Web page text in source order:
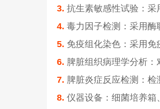
3. 抗生素敏感性试验：采
4. 毒力因子检测：采用酶
5. 免疫组化染色：采用免
6. 脾脏组织病理学分析：
7. 脾脏炎症反应检测：检
8. 仪器设备：细菌培养箱